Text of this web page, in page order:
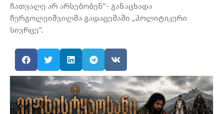
ჩათვალე არ არსებობენ“- განაცხადა
ჩერგოლეიშვილმა გადაცემაში „პოლიტიკური
სივრცე“.